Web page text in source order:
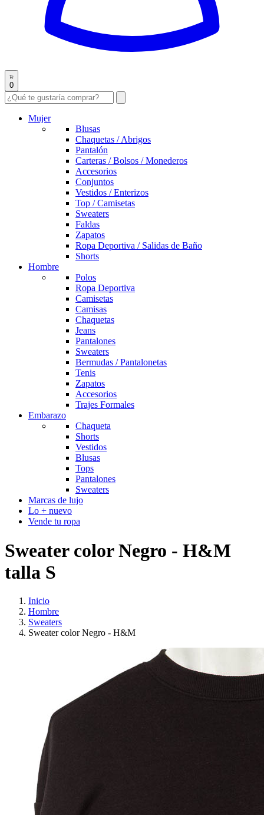
0
Mujer
Blusas
Chaquetas / Abrigos
Pantalón
Carteras / Bolsos / Monederos
Accesorios
Conjuntos
Vestidos / Enterizos
Top / Camisetas
Sweaters
Faldas
Zapatos
Ropa Deportiva / Salidas de Baño
Shorts
Hombre
Polos
Ropa Deportiva
Camisetas
Camisas
Chaquetas
Jeans
Pantalones
Sweaters
Bermudas / Pantalonetas
Tenis
Zapatos
Accesorios
Trajes Formales
Embarazo
Chaqueta
Shorts
Vestidos
Blusas
Tops
Pantalones
Sweaters
Marcas de lujo
Lo + nuevo
Vende tu ropa
Sweater color Negro - H&M
talla S
Inicio
Hombre
Sweaters
Sweater color Negro - H&M